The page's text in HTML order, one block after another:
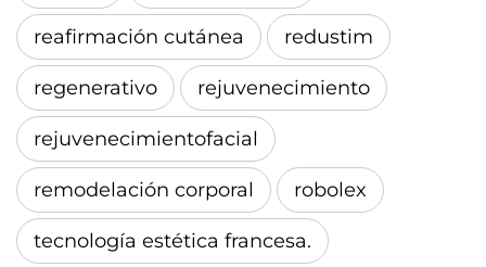
reafirmación cutánea redustim
regenerativo rejuvenecimiento
rejuvenecimientofacial
remodelación corporal robolex
tecnología estética francesa.